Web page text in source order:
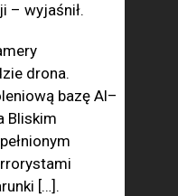
– wyjaśnił.
drona.
bazę Al–
Bliskim
[…].